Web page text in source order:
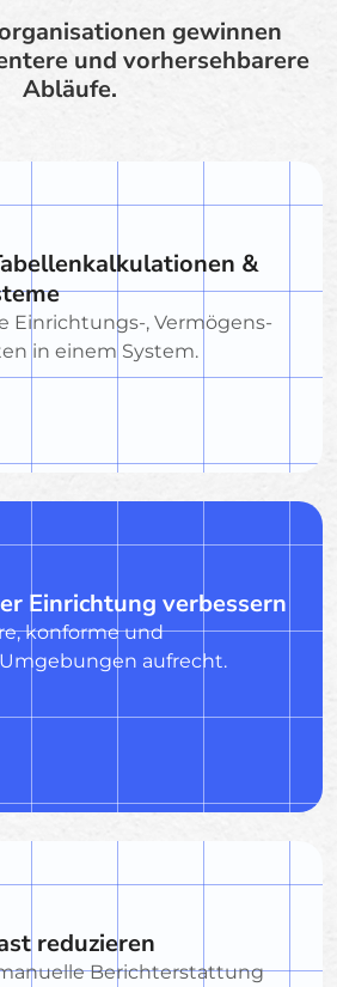
gewinnen
und vorhersehbarere
Abläufe.
&
Einrichtungs-, Vermögens-
in einem System.
Einrichtung verbessern
konforme und
aufrecht.
reduzieren
Berichterstattung